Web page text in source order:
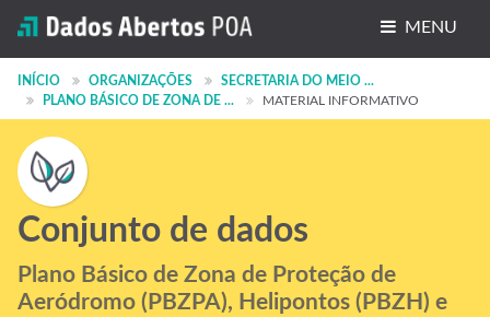
MENU
Conjuntos de dados
Organizações
Grupos
Sobre
INÍCIO ORGANIZAÇÕES
SECRETARIA DO MEIO ...
PLANO BÁSICO DE ZONA DE ...
MATERIAL INFORMATIVO
Conjunto de dados
Plano Básico de Zona de Proteção de
Aeródromo (PBZPA), Helipontos (PBZH) e